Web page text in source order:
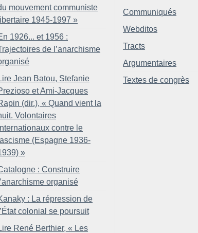
mouvement communiste
1945-1997 »
1926... et 1956 :
de l’anarchisme
Jean Batou, Stefanie
et Ami-Jacques
(dir.), « Quand vient la
Volontaires
contre le
(Espagne 1936-
»
: Construire
organisé
: La répression de
colonial se poursuit
René Berthier, « Les
Communiqués
Webditos
Tracts
Argumentaires
Textes de congrès